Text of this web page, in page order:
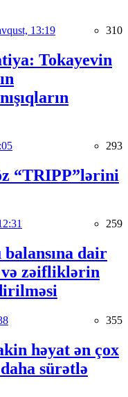
13:19 310
Tokayevin
293
“TRIPP”lərini
259
dair
zəifliklərin
355
həyat ən çox
sürətlə